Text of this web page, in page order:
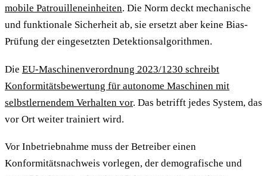
mobile Patrouilleneinheiten. Die Norm deckt mechanische
und funktionale Sicherheit ab, sie ersetzt aber keine Bias-
Prüfung der eingesetzten Detektionsalgorithmen.
Die EU-Maschinenverordnung 2023/1230 schreibt
Konformitätsbewertung für autonome Maschinen mit
selbstlernendem Verhalten vor. Das betrifft jedes System, das
vor Ort weiter trainiert wird.
Vor Inbetriebnahme muss der Betreiber einen
Konformitätsnachweis vorlegen, der demografische und